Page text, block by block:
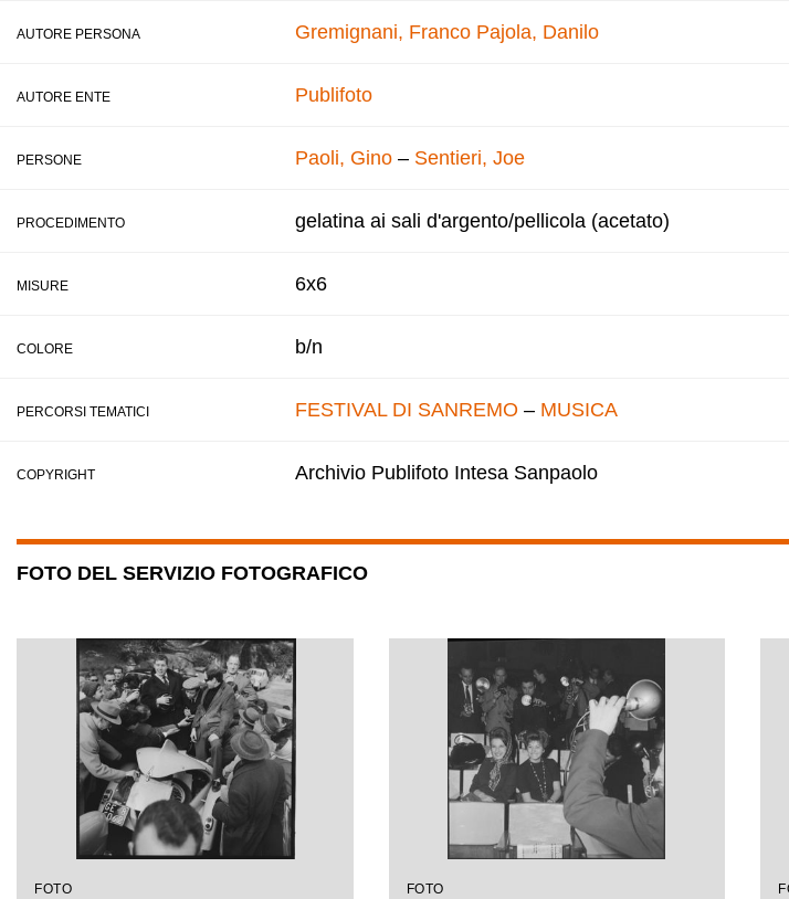
AUTORE PERSONA Gremignani, Franco Pajola, Danilo
AUTORE ENTE Publifoto
PERSONE Paoli, Gino – Sentieri, Joe
PROCEDIMENTO gelatina ai sali d'argento/pellicola (acetato)
MISURE 6x6
COLORE b/n
PERCORSI TEMATICI FESTIVAL DI SANREMO – MUSICA
COPYRIGHT Archivio Publifoto Intesa Sanpaolo
FOTO DEL SERVIZIO FOTOGRAFICO
FOTO FOTO